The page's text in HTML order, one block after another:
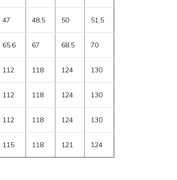
47 48,5 50 51,5
65.6 67 68.5 70
112 118 124 130
112 118 124 130
112 118 124 130
115 118 121 124